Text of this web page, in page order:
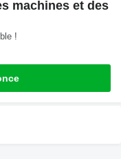
machines et des
!